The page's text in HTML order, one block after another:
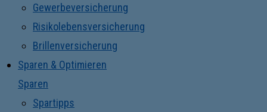
Gewerbeversicherung
Risikolebensversicherung
Brillenversicherung
Sparen & Optimieren
Sparen
Spartipps